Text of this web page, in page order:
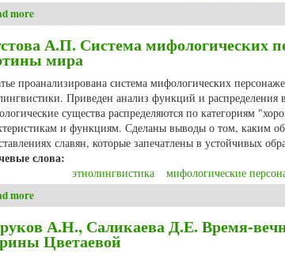
more
А.П. Система мифологических
мира
проанализирована система мифологических
Приведен анализ функций и
существа распределяются по категориям
и функциям. Сделаны выводы о том, каким
славян, которые запечатлены в устойчивых
слова:
этнолингвистика мифологические
more
А.Н., Саликаева Д.Е. Время-
Цветаевой